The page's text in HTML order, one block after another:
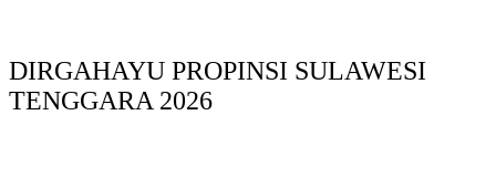
DIRGAHAYU PROPINSI SULAWESI
TENGGARA 2026